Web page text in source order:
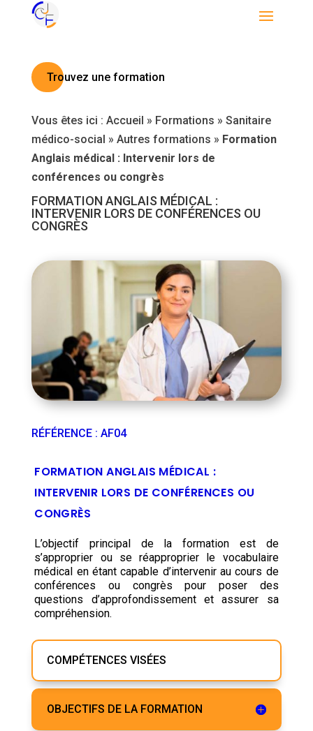
Trouvez une formation
Vous êtes ici : Accueil » Formations » Sanitaire
médico-social » Autres formations » Formation
Anglais médical : Intervenir lors de
conférences ou congrès
FORMATION ANGLAIS MÉDICAL :
INTERVENIR LORS DE CONFÉRENCES OU
CONGRÈS
RÉFÉRENCE: AF04
FORMATION ANGLAIS MÉDICAL :
INTERVENIR LORS DE CONFÉRENCES OU
CONGRÈS
L’objectif principal de la formation est de
s’approprier ou se réapproprier le vocabulaire
médical en étant capable d’intervenir au cours de
conférences ou congrès pour poser des
questions d’approfondissement et assurer sa
compréhension.
COMPÉTENCES VISÉES
OBJECTIFS DE LA FORMATION